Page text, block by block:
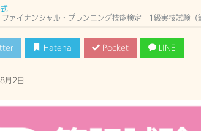
イナンシャル・プランニング技能検定 1級実技試験（
Hatena Pocket LINE
月2日